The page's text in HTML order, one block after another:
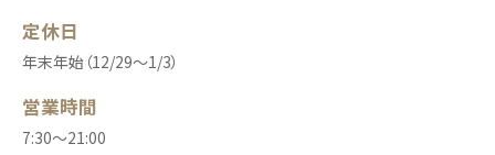
定休日
年末年始（12/29～1/3）
営業時間
7:30〜21:00